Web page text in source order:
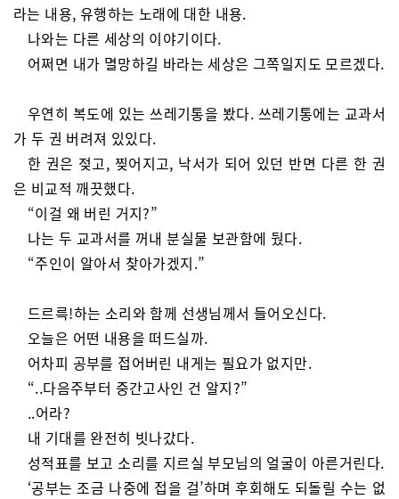
라는 내용, 유행하는 노래에 대한 내용.
나와는 다른 세상의 이야기이다.
어쩌면 내가 멸망하길 바라는 세상은 그쪽일지도 모르겠다.
우연히 복도에 있는 쓰레기통을 봤다. 쓰레기통에는 교과서
가 두 권 버려져 있있다.
한 권은 젖고, 찢어지고, 낙서가 되어 있던 반면 다른 한 권
은 비교적 깨끗했다.
“이걸 왜 버린 거지?”
나는 두 교과서를 꺼내 분실물 보관함에 뒀다.
“주인이 알아서 찾아가겠지.”
드르륵!하는 소리와 함께 선생님께서 들어오신다.
오늘은 어떤 내용을 떠드실까.
어차피 공부를 접어버린 내게는 필요가 없지만.
“..다음주부터 중간고사인 건 알지?”
..어라?
내 기대를 완전히 빗나갔다.
성적표를 보고 소리를 지르실 부모님의 얼굴이 아른거린다.
‘공부는 조금 나중에 접을 걸’하며 후회해도 되돌릴 수는 없